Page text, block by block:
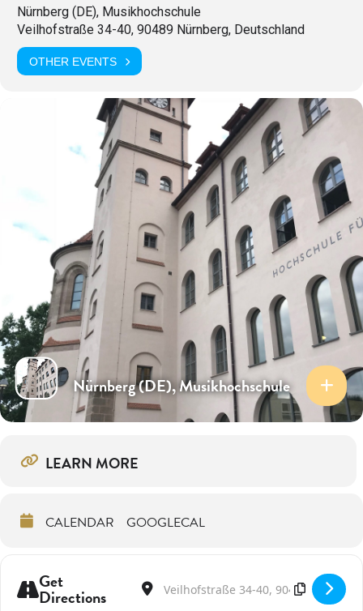
Nürnberg (DE), Musikhochschule
Veilhofstraße 34-40, 90489 Nürnberg, Deutschland
OTHER EVENTS
Nürnberg (DE), Musikhochschule
LEARN MORE
CALENDAR GOOGLECAL
Get
Directions
Address - Masterclass Recorder & Ancient
Destination Address - Masterclass